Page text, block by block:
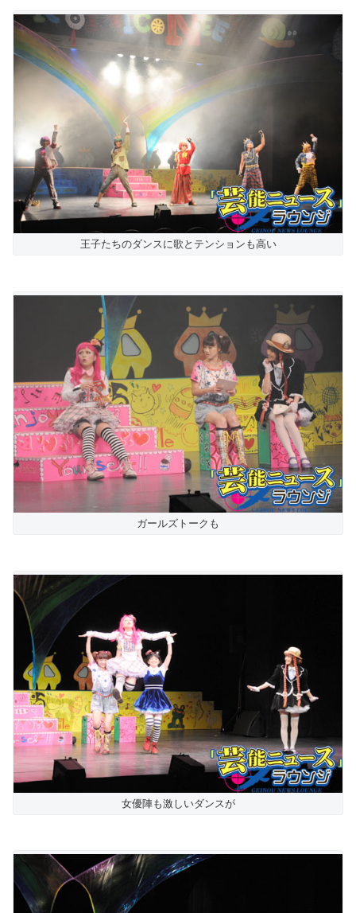
王子たちのダンスに歌とテンションも高い
ガールズトークも
女優陣も激しいダンスが